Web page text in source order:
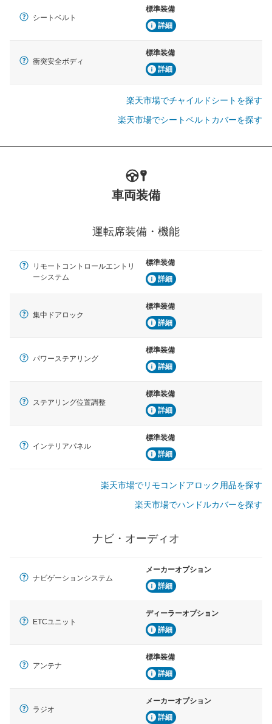
シートベルト
標準装備
詳細
衝突安全ボディ
標準装備
詳細
楽天市場でチャイルドシートを探す
楽天市場でシートベルトカバーを探す
車両装備
運転席装備・機能
リモートコントロールエントリ
ーシステム
標準装備
詳細
集中ドアロック
標準装備
詳細
パワーステアリング
標準装備
詳細
ステアリング位置調整
標準装備
詳細
インテリアパネル
標準装備
詳細
楽天市場でリモコンドアロック用品を探す
楽天市場でハンドルカバーを探す
ナビ・オーディオ
ナビゲーションシステム
メーカーオプション
詳細
ETCユニット
ディーラーオプション
詳細
アンテナ
標準装備
詳細
ラジオ
メーカーオプション
詳細